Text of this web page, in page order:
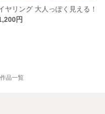
ヤリング 大人っぽく見える！
円
品一覧